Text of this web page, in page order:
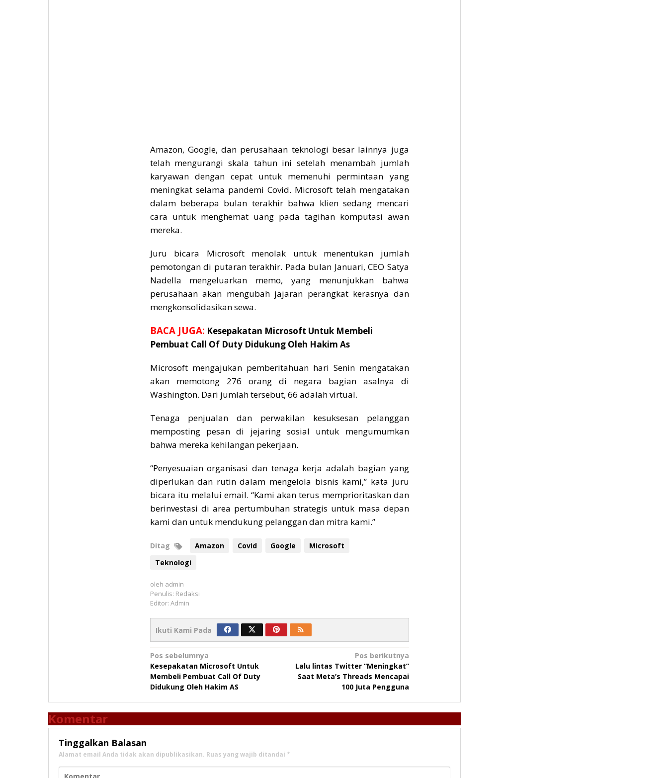
Amazon, Google, dan perusahaan teknologi besar lainnya juga
telah mengurangi skala tahun ini setelah menambah jumlah
karyawan dengan cepat untuk memenuhi permintaan yang
meningkat selama pandemi Covid. Microsoft telah mengatakan
dalam beberapa bulan terakhir bahwa klien sedang mencari
cara untuk menghemat uang pada tagihan komputasi awan
mereka.
Juru bicara Microsoft menolak untuk menentukan jumlah
pemotongan di putaran terakhir. Pada bulan Januari, CEO Satya
Nadella mengeluarkan memo, yang menunjukkan bahwa
perusahaan akan mengubah jajaran perangkat kerasnya dan
mengkonsolidasikan sewa.
BACA JUGA: Kesepakatan Microsoft Untuk Membeli
Pembuat Call Of Duty Didukung Oleh Hakim As
Microsoft mengajukan pemberitahuan hari Senin mengatakan
akan memotong 276 orang di negara bagian asalnya di
Washington. Dari jumlah tersebut, 66 adalah virtual.
Tenaga penjualan dan perwakilan kesuksesan pelanggan
memposting pesan di jejaring sosial untuk mengumumkan
bahwa mereka kehilangan pekerjaan.
“Penyesuaian organisasi dan tenaga kerja adalah bagian yang
diperlukan dan rutin dalam mengelola bisnis kami,” kata juru
bicara itu melalui email. “Kami akan terus memprioritaskan dan
berinvestasi di area pertumbuhan strategis untuk masa depan
kami dan untuk mendukung pelanggan dan mitra kami.”
Ditag Amazon Covid Google
Microsoft
Teknologi
oleh admin
Penulis: Redaksi
Editor: Admin
Ikuti Kami Pada
Navigasi
pos
Pos sebelumnya
Kesepakatan Microsoft Untuk
Membeli Pembuat Call Of Duty
Didukung Oleh Hakim AS
Pos berikutnya
Lalu lintas Twitter “Meningkat”
Saat Meta’s Threads Mencapai
100 Juta Pengguna
Komentar
Tinggalkan Balasan
Alamat email Anda tidak akan dipublikasikan. Ruas yang wajib ditandai *